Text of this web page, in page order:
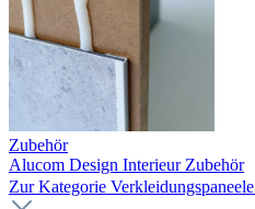
Zubehör
Alucom Design Interieur Zubehör
Zur Kategorie Verkleidungspaneele